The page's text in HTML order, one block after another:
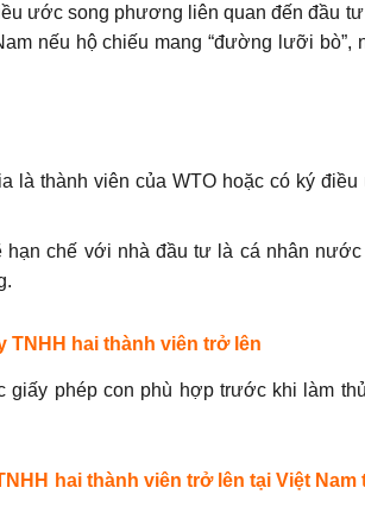
ước song phương liên quan đến đầu
nếu hộ chiếu mang “đường lưỡi bò”,
là thành viên của WTO hoặc có ký
chế với nhà đầu tư là cá nhân
hai thành viên trở lên
phép con phù hợp trước khi làm
hai thành viên trở lên tại Việt